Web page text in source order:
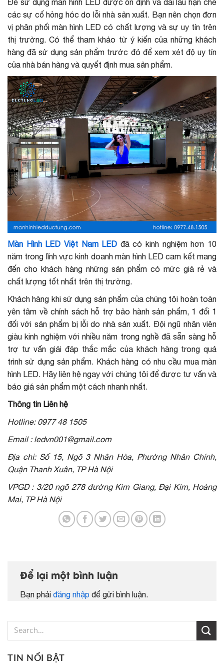
Để sử dụng màn hình LED được ổn định và dài lâu hạn chế
các sự cố hỏng hóc do lỗi nhà sản xuất. Bạn nên chọn đơn
vị phân phối màn hình LED có chất lượng và sự uy tín trên
thị trường. Có thể tham khảo từ ý kiến của những khách
hàng đã sử dụng sản phẩm trước đó để xem xét độ uy tín
của nhà bán hàng và quyết định mua sản phẩm.
Màn Hình LED Việt Nam LED đã có kinh nghiệm hơn 10
năm trong lĩnh vực kinh doanh màn hình LED cam kết mang
đến cho khách hàng những sản phẩm có mức giá rẻ và
chất lượng tốt nhất trên thị trường.
Khách hàng khi sử dụng sản phẩm của chúng tôi hoàn toàn
yên tâm về chính sách hỗ trợ bảo hành sản phẩm, 1 đổi 1
đối với sản phẩm bị lỗi do nhà sản xuất. Đội ngũ nhân viên
giàu kinh nghiệm với nhiều năm trong nghề đã sẵn sàng hỗ
trợ tư vấn giải đáp thắc mắc của khách hàng trong quá
trình sử dụng sản phẩm. Khách hàng có nhu cầu mua màn
hình LED. Hãy liên hệ ngay với chúng tôi để được tư vấn và
báo giá sản phẩm một cách nhanh nhất.
Thông tin Liên hệ
Hotline: 0977 48 1505
Email : ledvn001@gmail.com
Địa chỉ: Số 15, Ngõ 3 Nhân Hòa, Phường Nhân Chính,
Quận Thanh Xuân, TP Hà Nội
VPGD : 3/20 ngõ 278 đường Kim Giang, Đại Kim, Hoàng
Mai, TP Hà Nội
Để lại một bình luận
Bạn phải đăng nhập để gửi bình luận.
TIN NỔI BẬT